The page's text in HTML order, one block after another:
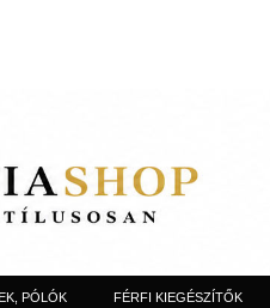
PÓLÓK FÉRFI KIEGÉSZÍTŐK